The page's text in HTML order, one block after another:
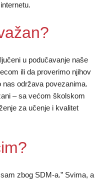
u podučavanje naše
ili da proverimo njihov
nas održava povezanima.
– sa većom školskom
za učenje i kvalitet
zbog SDM-a.” Svima, a